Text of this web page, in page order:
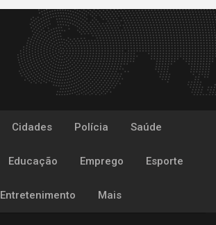
Cidades Polícia Saúde
Educação Emprego Esporte
Entretenimento Mais